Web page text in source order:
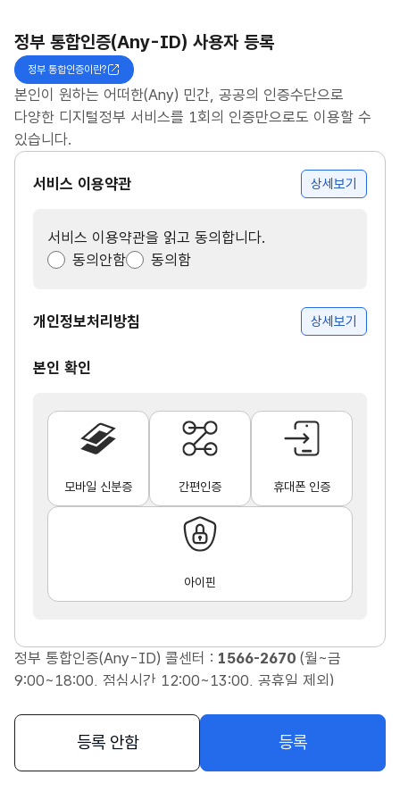
정부 통합인증(Any-ID) 사용자 등록
정부 통합인증이란?
본인이 원하는 어떠한(Any) 민간, 공공의 인증수단으로
다양한 디지털정부 서비스를 1회의 인증만으로도 이용할 수
있습니다.
서비스 이용약관 상세보기
서비스 이용약관을 읽고 동의합니다.
동의안함
동의함
개인정보처리방침 상세보기
본인 확인
모바일 신분증 간편인증 휴대폰 인증
아이핀
정부 통합인증(Any-ID) 콜센터 : 1566-2670 (월~금
9:00~18:00, 점심시간 12:00~13:00, 공휴일 제외)
등록 안함 등록